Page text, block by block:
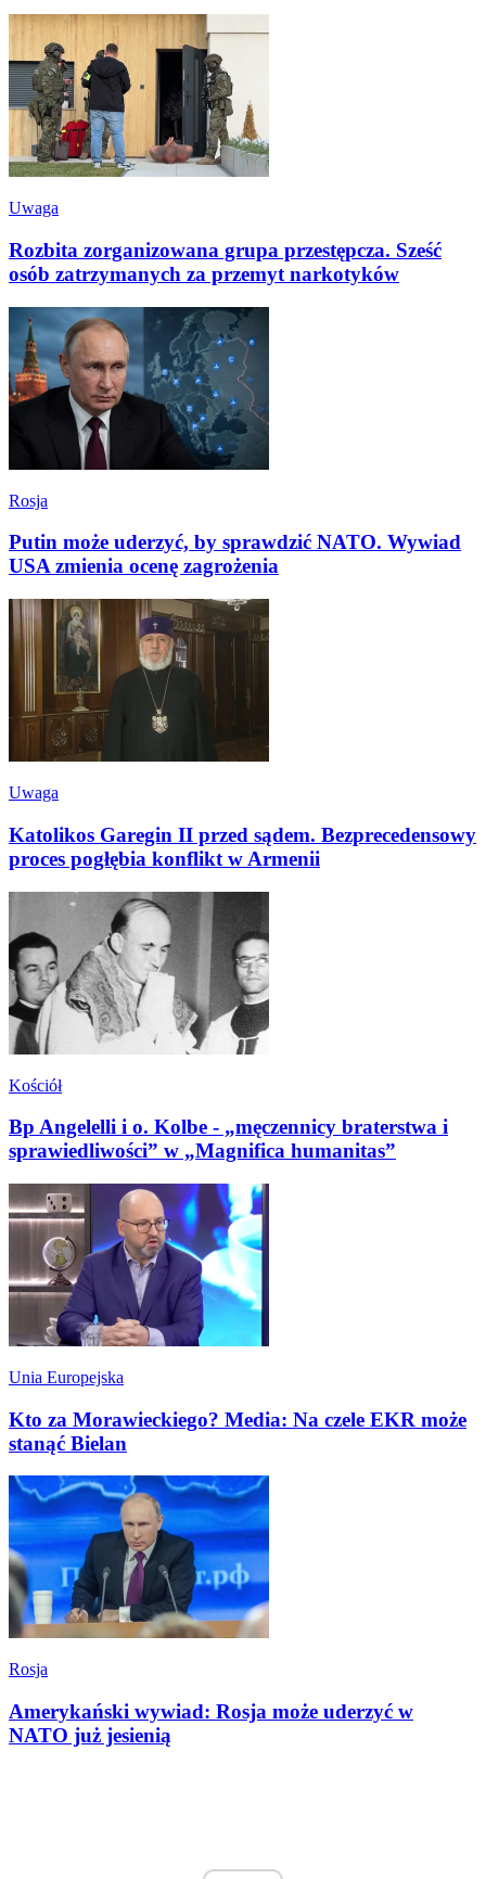
Uwaga
Rozbita zorganizowana grupa przestępcza. Sześć
osób zatrzymanych za przemyt narkotyków
Rosja
Putin może uderzyć, by sprawdzić NATO. Wywiad
USA zmienia ocenę zagrożenia
Uwaga
Katolikos Garegin II przed sądem. Bezprecedensowy
proces pogłębia konflikt w Armenii
Kościół
Bp Angelelli i o. Kolbe - „męczennicy braterstwa i
sprawiedliwości” w „Magnifica humanitas”
Unia Europejska
Kto za Morawieckiego? Media: Na czele EKR może
stanąć Bielan
Rosja
Amerykański wywiad: Rosja może uderzyć w
NATO już jesienią